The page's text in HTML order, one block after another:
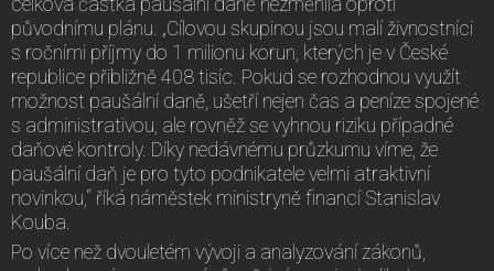
původnímu plánu. „Cílovou skupinou jsou malí živnostníci
s ročními příjmy do 1 milionu korun, kterých je v České
republice přibližně 408 tisíc. Pokud se rozhodnou využít
možnost paušální daně, ušetří nejen čas a peníze spojené
s administrativou, ale rovněž se vyhnou riziku případné
daňové kontroly. Díky nedávnému průzkumu víme, že
paušální daň je pro tyto podnikatele velmi atraktivní
novinkou,“ říká náměstek ministryně financí Stanislav
Kouba.
Po více než dvouletém vývoji a analyzování zákonů,